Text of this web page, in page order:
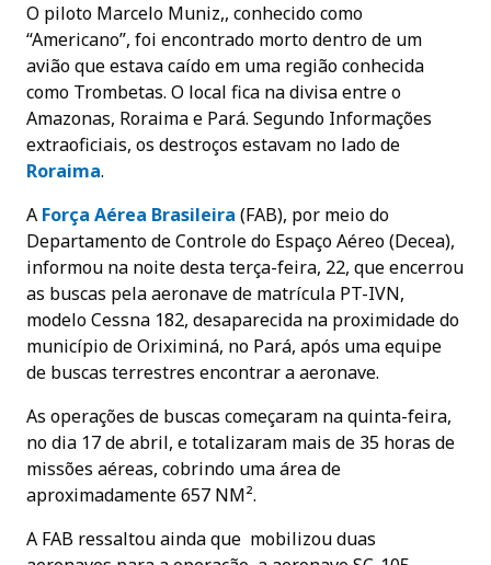
O piloto Marcelo Muniz,, conhecido como
“Americano”, foi encontrado morto dentro de um
avião que estava caído em uma região conhecida
como Trombetas. O local fica na divisa entre o
Amazonas, Roraima e Pará. Segundo Informações
extraoficiais, os destroços estavam no lado de
Roraima.
A Força Aérea Brasileira (FAB), por meio do
Departamento de Controle do Espaço Aéreo (Decea),
informou na noite desta terça-feira, 22, que encerrou
as buscas pela aeronave de matrícula PT-IVN,
modelo Cessna 182, desaparecida na proximidade do
município de Oriximiná, no Pará, após uma equipe
de buscas terrestres encontrar a aeronave.
As operações de buscas começaram na quinta-feira,
no dia 17 de abril, e totalizaram mais de 35 horas de
missões aéreas, cobrindo uma área de
aproximadamente 657 NM².
A FAB ressaltou ainda que mobilizou duas